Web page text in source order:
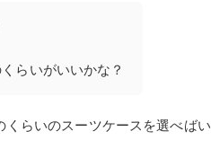
らいがいいかな？
らいのスーツケースを選べばい